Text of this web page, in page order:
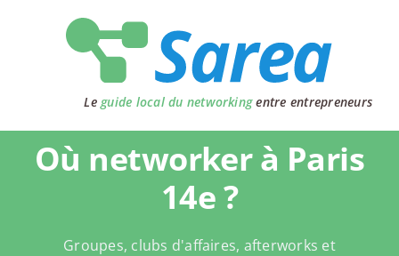
Le guide local du networkingentre entrepreneurs
Où networker à Paris
14e ?
Groupes, clubs d'affaires, afterworks et